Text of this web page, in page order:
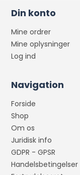
Din konto
Mine ordrer
Mine oplysninger
Log ind
Navigation
Forside
Shop
Om os
Juridisk info
GDPR - GPSR
Handelsbetingelser